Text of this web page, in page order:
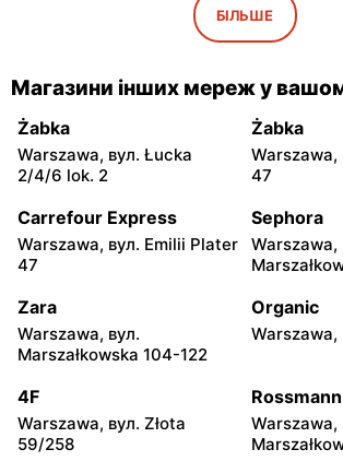
Warszawa,
Odido
Warszawa, вул. Portowa 7 Ząbki,
Odido
Rybie, вул. 19 Kwietnia 62
Odido
Warszawa,
Odido
Łomianki, вул. 11 Listopada
Odido
Łomianki,
Odido
Pruszków, вул. Sadowa 2
Odido
Odido
Pruszków, вул. Ewy 14a
Odido
Kobyłka,
БІЛЬШЕ
Магазини інших мереж у
Żabka
Warszawa, вул. Łucka
2/4/6 lok. 2
Żabka
Warszawa,
47
Carrefour Express
Warszawa, вул. Emilii Plater
47
Sephora
Warszawa,
Zara
Warszawa, вул.
Marszałkowska 104-122
Organic
Warszawa,
4F
Warszawa, вул. Złota
59/258
Rossmann
Warszawa,